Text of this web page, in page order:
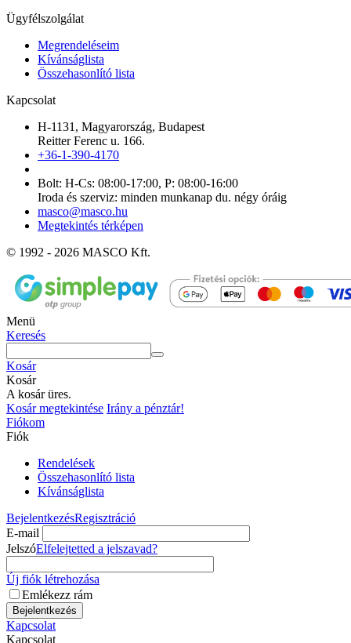
Ügyfélszolgálat
Megrendeléseim
Kívánságlista
Összehasonlító lista
Kapcsolat
H-1131, Magyarország, Budapest
Reitter Ferenc u. 166.
+36-1-390-4170
Bolt: H-Cs: 08:00-17:00, P: 08:00-16:00
Iroda és szerviz: minden munkanap du. négy óráig
masco@masco.hu
Megtekintés térképen
© 1992 - 2026 MASCO Kft.
Menü
Keresés
Kosár
Kosár
A kosár üres.
Kosár megtekintése Irány a pénztár!
Fiókom
Fiók
Rendelések
Összehasonlító lista
Kívánságlista
BejelentkezésRegisztráció
E-mail
JelszóElfelejtetted a jelszavad?
Új fiók létrehozása
Emlékezz rám
Bejelentkezés
Kapcsolat
Kapcsolat